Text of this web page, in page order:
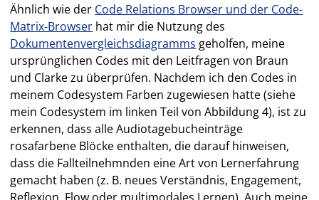
Ähnlich wie der Code Relations Browser und der Code-
Matrix-Browser hat mir die Nutzung des
Dokumentenvergleichsdiagramms geholfen, meine
ursprünglichen Codes mit den Leitfragen von Braun
und Clarke zu überprüfen. Nachdem ich den Codes in
meinem Codesystem Farben zugewiesen hatte (siehe
mein Codesystem im linken Teil von Abbildung 4), ist zu
erkennen, dass alle Audiotagebucheinträge
rosafarbene Blöcke enthalten, die darauf hinweisen,
dass die Fallteilnehmnden eine Art von Lernerfahrung
gemacht haben (z. B. neues Verständnis, Engagement,